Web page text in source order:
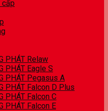
cấp
PHÁT Relaw
PHÁT Eagle S
PHÁT Pegasus A
PHÁT Falcon D Plus
PHÁT Falcon C
PHÁT Falcon E